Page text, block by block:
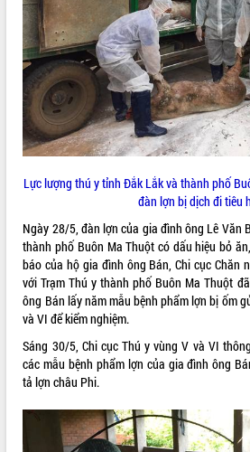
ĐIỂM TIN VĂN BẢN
QUY HOẠCH - KẾ HOẠCH
Lực lượng thú y tỉnh Đắk Lắk và thành phố
đàn lợn bị dịch đi tiêu
Ngày 28/5, đàn lợn của gia đình ông Lê Văn
thành phố Buôn Ma Thuột có dấu hiệu bỏ
báo của hộ gia đình ông Bán, Chi cục Chăn
với Trạm Thú y thành phố Buôn Ma Thuột
ông Bán lấy năm mẫu bệnh phẩm lợn bị ốm
và VI để kiểm nghiệm.
Sáng 30/5, Chi cục Thú y vùng V và VI
các mẫu bệnh phẩm lợn của gia đình ông
tả lợn châu Phi.